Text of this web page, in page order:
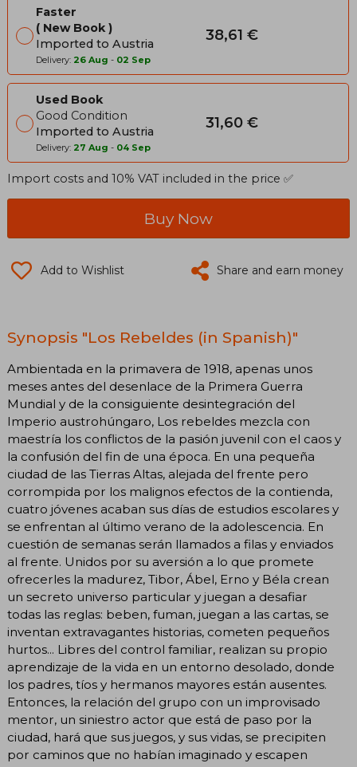
Faster
New Book
Imported to Austria
Delivery: 26 Aug - 02 Sep
38,61 €
Used Book
Good Condition
Imported to Austria
Delivery: 27 Aug - 04 Sep
31,60 €
Import costs and 10% VAT included in the price ✅
Buy Now
Add to Wishlist Share and earn money
Synopsis "Los Rebeldes (in Spanish)"
Ambientada en la primavera de 1918, apenas unos
meses antes del desenlace de la Primera Guerra
Mundial y de la consiguiente desintegración del
Imperio austrohúngaro, Los rebeldes mezcla con
maestría los conflictos de la pasión juvenil con el caos y
la confusión del fin de una época. En una pequeña
ciudad de las Tierras Altas, alejada del frente pero
corrompida por los malignos efectos de la contienda,
cuatro jóvenes acaban sus días de estudios escolares y
se enfrentan al último verano de la adolescencia. En
cuestión de semanas serán llamados a filas y enviados
al frente. Unidos por su aversión a lo que promete
ofrecerles la madurez, Tibor, Ábel, Erno y Béla crean
un secreto universo particular y juegan a desafiar
todas las reglas: beben, fuman, juegan a las cartas, se
inventan extravagantes historias, cometen pequeños
hurtos... Libres del control familiar, realizan su propio
aprendizaje de la vida en un entorno desolado, donde
los padres, tíos y hermanos mayores están ausentes.
Entonces, la relación del grupo con un improvisado
mentor, un siniestro actor que está de paso por la
ciudad, hará que sus juegos, y sus vidas, se precipiten
por caminos que no habían imaginado y escapen